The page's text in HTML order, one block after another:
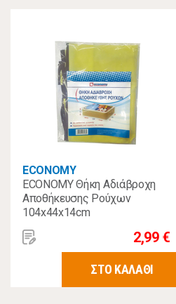
ECONOMY
ECONOMY Θήκη Αδιάβροχη
Αποθήκευσης Ρούχων
104x44x14cm
2,99 €
ΣΤΟ ΚΑΛΑΘΙ